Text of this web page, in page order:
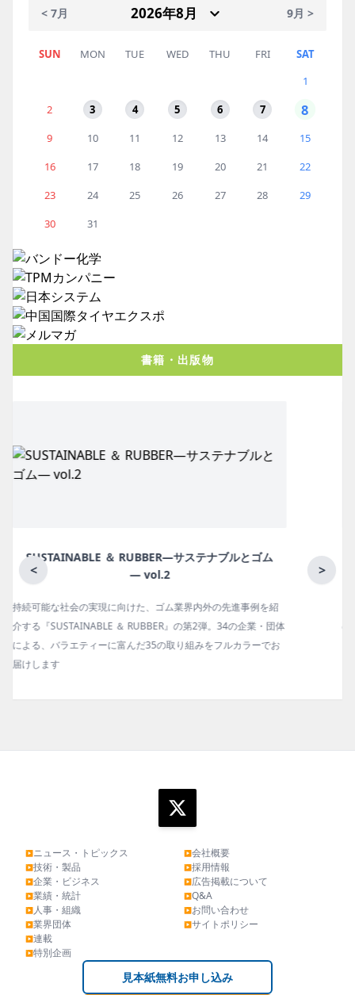
< 7月 9月 >
SUN MON TUE WED THU FRI
SAT
1
2
3 4 5 6 7 8
9 10 11 12 13 14
15
16
17 18 19 20 21
22
23
24 25 26 27 28
29
30
31
書籍・出版物
< >
月刊ラバーインダストリー／単品
ゴム報知新聞の姉妹誌。ゴム・エラストマー製品・市場分野別
の動向、新製品・技術、原材料動向、設備・機械の紹介、イン
タビュー、海外企業情報、統計などをコンパクトに掲載してい
▶ニュース・トピックス
▶技術・製品
▶企業・ビジネス
▶業績・統計
▶人事・組織
▶業界団体
▶連載
▶特別企画
▶会社概要
▶採用情報
▶広告掲載について
▶Q&A
▶お問い合わせ
▶サイトポリシー
見本紙無料お申し込み